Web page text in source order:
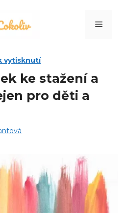
Menu
vytisknutí
ke stažení a
pro děti a